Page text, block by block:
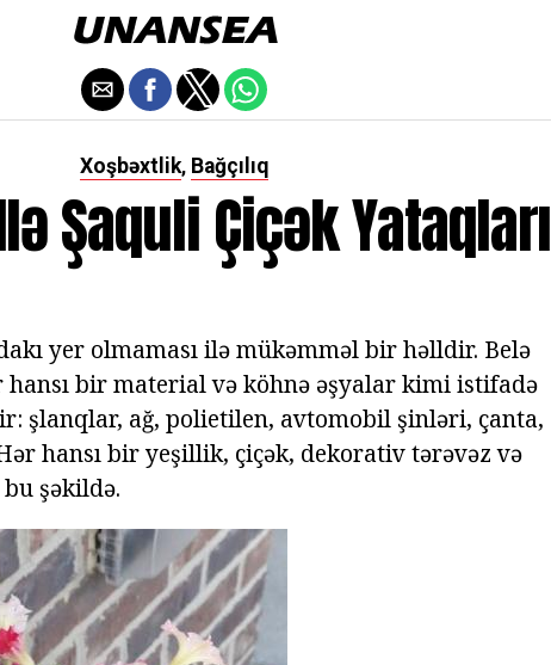
Xoşbəxtlik, Bağçılıq
Şaquli Çiçək Yataqları
yer olmaması ilə mükəmməl bir həlldir. Belə
hansı bir material və köhnə əşyalar kimi istifadə
şlanqlar, ağ, polietilen, avtomobil şinləri, çanta,
hansı bir yeşillik, çiçək, dekorativ tərəvəz və
şəkildə.